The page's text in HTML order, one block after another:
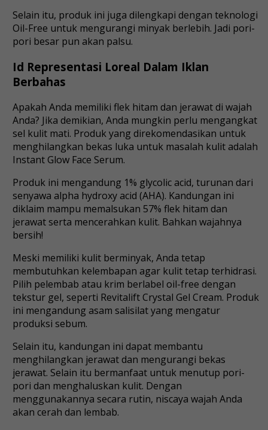
Selain itu, produk ini juga dilengkapi dengan teknologi
Oil-Free untuk mengurangi minyak berlebih. Jadi pori-
pori besar pun akan palsu.
Id Representasi Loreal Dalam Iklan
Berbahas
Apakah Anda memiliki flek hitam dan jerawat di wajah
Anda? Jika demikian, Anda mungkin perlu mengangkat
sel kulit mati. Produk yang direkomendasikan untuk
menghilangkan bekas luka untuk masalah kulit adalah
Instant Glow Face Serum.
Produk ini mengandung 1% glycolic acid, turunan dari
senyawa alpha hydroxy acid (AHA). Kandungan ini
diklaim mampu memalsukan 57% flek hitam dan
jerawat serta mencerahkan kulit. Bahkan wajahnya
bersih!
Meski memiliki kulit berminyak, Anda tetap
membutuhkan kelembapan agar kulit tetap terhidrasi.
Pilih pelembab atau krim berlabel oil-free dengan
tekstur gel, seperti Revitalift Crystal Gel Cream. Produk
ini mengandung asam salisilat yang mengatur
produksi sebum.
Selain itu, kandungan ini dapat membantu
menghilangkan jerawat dan mengurangi bekas
jerawat. Selain itu bermanfaat untuk menutup pori-
pori dan menghaluskan kulit. Dengan
menggunakannya secara rutin, niscaya wajah Anda
akan cerah dan lembab.